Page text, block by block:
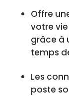
Offre
votre
grâce à
temps
Les
poste